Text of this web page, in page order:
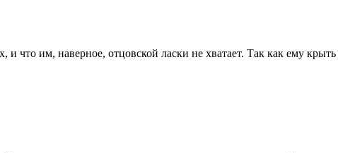
что им, наверное, отцовской ласки не хватает. Так как ему